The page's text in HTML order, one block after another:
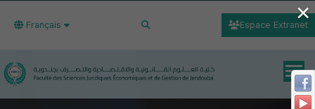
Français Espace Extranet
×